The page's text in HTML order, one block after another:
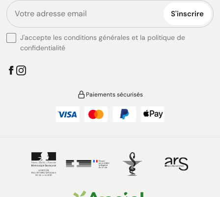
S'inscrire
J'accepte les conditions générales et la politique de
confidentialité
Paiements sécurisés